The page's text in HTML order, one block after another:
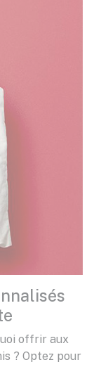
offrir aux
? Optez pour